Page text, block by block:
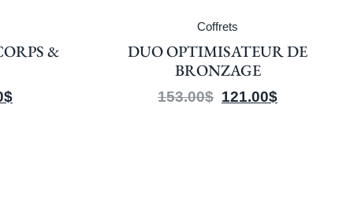
&
$
Coffrets
DUO OPTIMISATEUR DE
BRONZAGE
153.00$ 121.00$